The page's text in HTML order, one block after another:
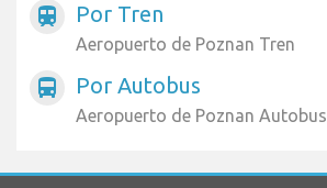
train Por Tren
Aeropuerto de Poznan Tren
directions_bus Por Autobus
Aeropuerto de Poznan Autobus